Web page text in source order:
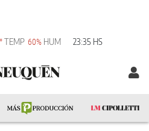
TEMP 60% HUM 23:35 HS